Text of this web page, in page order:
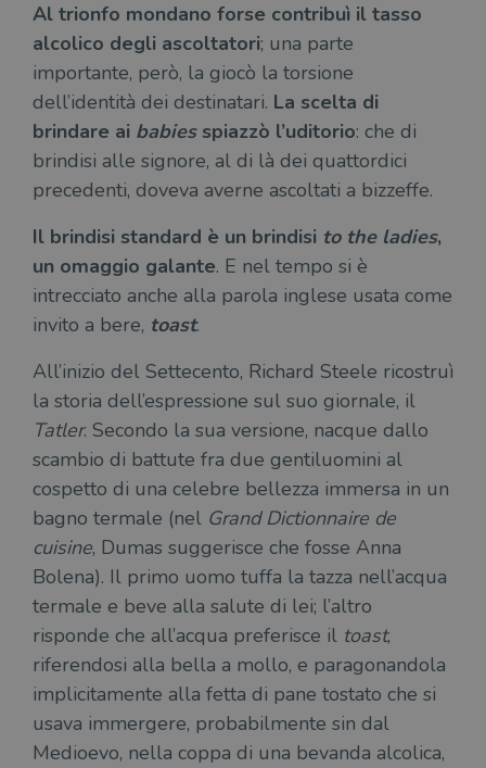
Al trionfo mondano forse contribuì il tasso
alcolico degli ascoltatori; una parte
importante, però, la giocò la torsione
dell’identità dei destinatari. La scelta di
brindare ai babiesspiazzò l’uditorio: che di
brindisi alle signore, al di là dei quattordici
precedenti, doveva averne ascoltati a bizzeffe.
Il brindisi standard è un brindisi to the ladies,
un omaggio galante. E nel tempo si è
intrecciato anche alla parola inglese usata come
invito a bere, toast.
All’inizio del Settecento, Richard Steele ricostruì
la storia dell’espressione sul suo giornale, il
Tatler. Secondo la sua versione, nacque dallo
scambio di battute fra due gentiluomini al
cospetto di una celebre bellezza immersa in un
bagno termale (nel Grand Dictionnaire de
cuisine, Dumas suggerisce che fosse Anna
Bolena). Il primo uomo tuffa la tazza nell’acqua
termale e beve alla salute di lei; l’altro
risponde che all’acqua preferisce il toast,
riferendosi alla bella a mollo, e paragonandola
implicitamente alla fetta di pane tostato che si
usava immergere, probabilmente sin dal
Medioevo, nella coppa di una bevanda alcolica,